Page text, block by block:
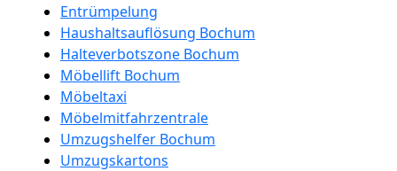
Entrümpelung
Haushaltsauflösung Bochum
Halteverbotszone Bochum
Möbellift Bochum
Möbeltaxi
Möbelmitfahrzentrale
Umzugshelfer Bochum
Umzugskartons